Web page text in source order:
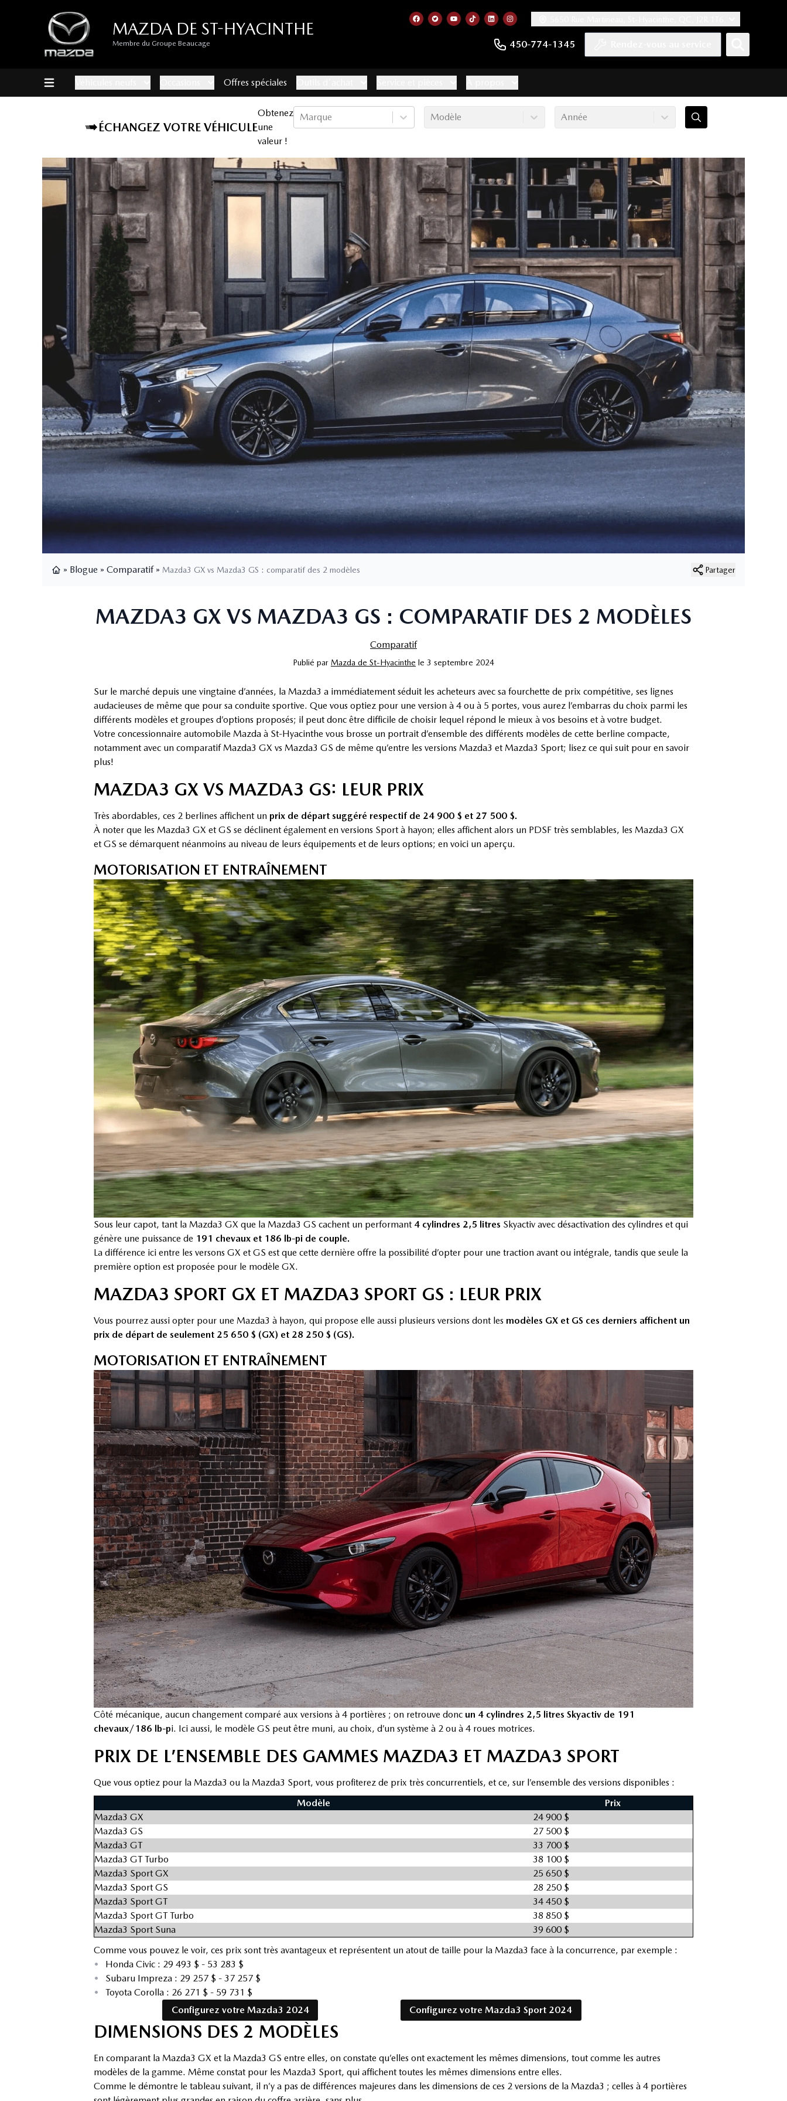
MAZDA DE ST-HYACINTHE
Membre du Groupe Beaucage 450-774-1345
Lien vers notre page facebook
Lien vers notre compte Twitter
Lien vers notre chaîne YouTube
Lien vers notre compte Tiktok
Lien vers notre compte LinkedIn
Lien vers notre compte Instagram
Offres spéciales
ÉCHANGEZ VOTRE VÉHICULE
Obtenez
une
valeur !
Marque Modèle Année
» Blogue » Comparatif » Mazda3 GX vs Mazda3 GS : comparatif des 2 modèles Partager
MAZDA3 GX VS MAZDA3 GS : COMPARATIF DES 2 MODÈLES
Comparatif
Publié par Mazda de St-Hyacinthe le 3 septembre 2024
Sur le marché depuis une vingtaine d’années, la Mazda3 a immédiatement séduit les acheteurs avec sa fourchette de prix compétitive, ses lignes
audacieuses de même que pour sa conduite sportive. Que vous optiez pour une version à 4 ou à 5 portes, vous aurez l’embarras du choix parmi les
différents modèles et groupes d’options proposés; il peut donc être difficile de choisir lequel répond le mieux à vos besoins et à votre budget.
Votre concessionnaire automobile Mazda à St-Hyacinthe vous brosse un portrait d’ensemble des différents modèles de cette berline compacte,
notamment avec un comparatif Mazda3 GX vs Mazda3 GS de même qu’entre les versions Mazda3 et Mazda3 Sport; lisez ce qui suit pour en savoir
plus!
MAZDA3 GX VS MAZDA3 GS: LEUR PRIX
Très abordables, ces 2 berlines affichent un prix de départ suggéré respectif de 24 900 $ et 27 500 $.
À noter que les Mazda3 GX et GS se déclinent également en versions Sport à hayon; elles affichent alors un PDSF très semblables, les Mazda3 GX
et GS se démarquent néanmoins au niveau de leurs équipements et de leurs options; en voici un aperçu.
MOTORISATION ET ENTRAÎNEMENT
Sous leur capot, tant la Mazda3 GX que la Mazda3 GS cachent un performant 4 cylindres 2,5 litres Skyactiv avec désactivation des cylindres et qui
génère une puissance de 191 chevaux et 186 lb-pi de couple.
La différence ici entre les versons GX et GS est que cette dernière offre la possibilité d’opter pour une traction avant ou intégrale, tandis que seule la
première option est proposée pour le modèle GX.
MAZDA3 SPORT GX ET MAZDA3 SPORT GS : LEUR PRIX
Vous pourrez aussi opter pour une Mazda3 à hayon, qui propose elle aussi plusieurs versions dont les modèles GX et GS ces derniers affichent un
prix de départ de seulement 25 650 $ (GX) et 28 250 $ (GS).
MOTORISATION ET ENTRAÎNEMENT
Côté mécanique, aucun changement comparé aux versions à 4 portières ; on retrouve donc un 4 cylindres 2,5 litres Skyactiv de 191
chevaux/186 lb-pi. Ici aussi, le modèle GS peut être muni, au choix, d’un système à 2 ou à 4 roues motrices.
PRIX DE L’ENSEMBLE DES GAMMES MAZDA3 ET MAZDA3 SPORT
Que vous optiez pour la Mazda3 ou la Mazda3 Sport, vous profiterez de prix très concurrentiels, et ce, sur l’ensemble des versions disponibles :
Modèle
Prix
Mazda3 GX
24 900 $
Mazda3 GS
27 500 $
Mazda3 GT
33 700 $
Mazda3 GT Turbo
38 100 $
Mazda3 Sport GX
25 650 $
Mazda3 Sport GS
28 250 $
Mazda3 Sport GT
34 450 $
Mazda3 Sport GT Turbo
38 850 $
Mazda3 Sport Suna
39 600 $
Comme vous pouvez le voir, ces prix sont très avantageux et représentent un atout de taille pour la Mazda3 face à la concurrence, par exemple :
•
Honda Civic : 29 493 $ - 53 283 $
•
Subaru Impreza : 29 257 $ - 37 257 $
•
Toyota Corolla : 26 271 $ - 59 731 $
Configurez votre Mazda3 2024
Configurez votre Mazda3 Sport 2024
DIMENSIONS DES 2 MODÈLES
En comparant la Mazda3 GX et la Mazda3 GS entre elles, on constate qu’elles ont exactement les mêmes dimensions, tout comme les autres
modèles de la gamme. Même constat pour les Mazda3 Sport, qui affichent toutes les mêmes dimensions entre elles.
Comme le démontre le tableau suivant, il n’y a pas de différences majeures dans les dimensions de ces 2 versions de la Mazda3 ; celles à 4 portières